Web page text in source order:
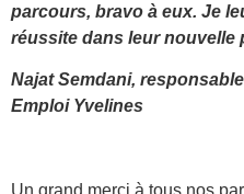
parcours, bravo à eux. Je
réussite dans leur nouvelle
Najat Semdani,
Emploi Yvelines
Un grand merci à tous nos